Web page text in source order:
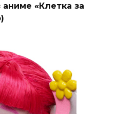
аниме «Клетка за